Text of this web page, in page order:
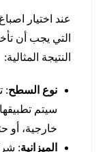
عند اختيار اصباغ
التي يجب أن
النتيجة المثالية:
نوع السطح:
سيتم
خارجية، أو
الميزانية: